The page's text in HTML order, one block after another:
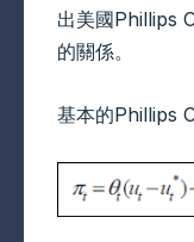
出美國Phillips
的關係。
基本的Phillips